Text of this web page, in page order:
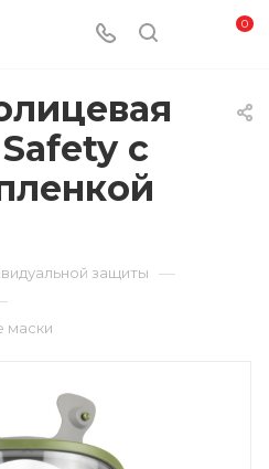
0
с
защиты —
маски